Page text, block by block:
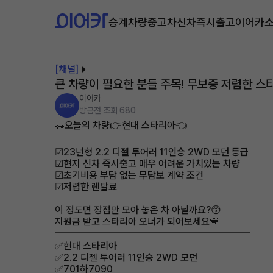
승계차량중고차신차즉시출고이어카
[채널]
큰 차량이 필요한 분들 주목! 무보증 저렴한 스
이어카
방금전 조회 680
🚗오늘의 차량👉현대 스타리아👈
☑23년형 2.2 디젤 투어러 11인승 2WD 모던 등급
☑현지 신차 즉시출고 매우 어려운 가치있는 차량
☑초기비용 부담 없는 무담보 계약 조건
☑저렴한 렌탈료
이 정도면 장점만 모아 놓은 차 아닐까요?😙
지원금 받고 스타리아 오너가 되어보세요💙
━━━━━━━━━━━━━━━━━━━━
✅현대 스타리아
✅2.2 디젤 투어러 11인승 2WD 모던
✅701하7090